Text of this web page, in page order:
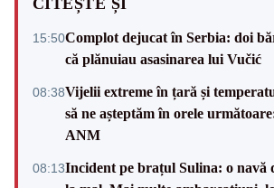
15:50Complot dejucat în Serbia: doi
că plănuiau asasinarea lui Vučić
08:38Vijelii extreme în țară și
să ne așteptăm în orele
ANM
08:13Incident pe brațul Sulina: o navă